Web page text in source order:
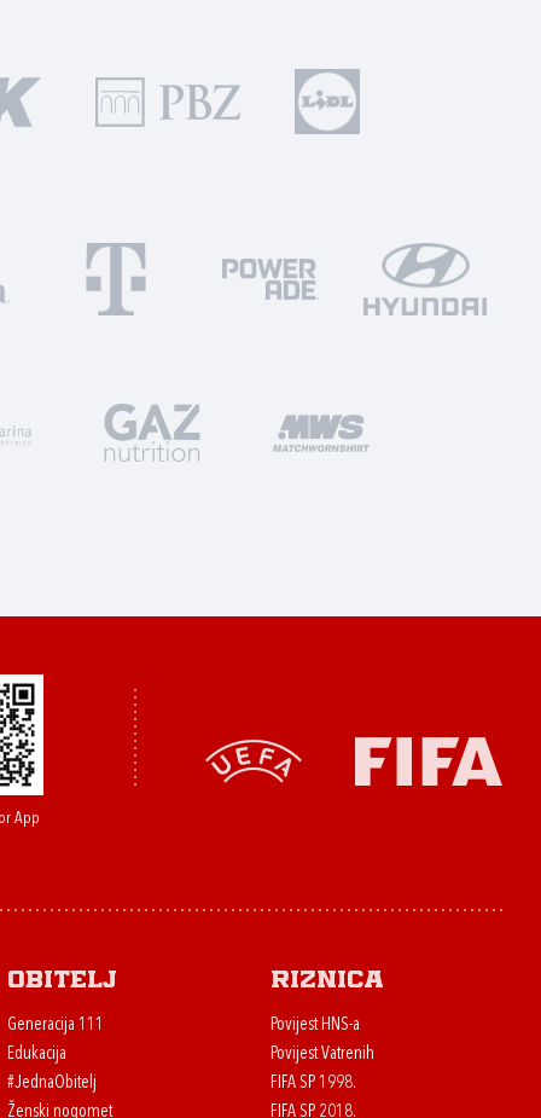
App
Obitelj
Generacija 111
Edukacija
#JednaObitelj
Ženski nogomet
Riznica
Povijest HNS-a
Povijest Vatrenih
FIFA SP 1998.
FIFA SP 2018.